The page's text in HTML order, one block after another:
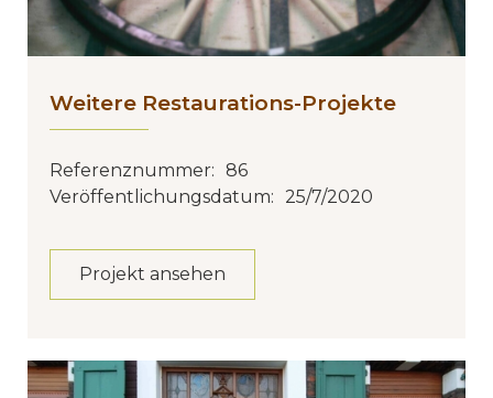
Weitere Restaurations-Projekte
Referenznummer: 86
Veröffentlichungsdatum: 25/7/2020
Projekt ansehen